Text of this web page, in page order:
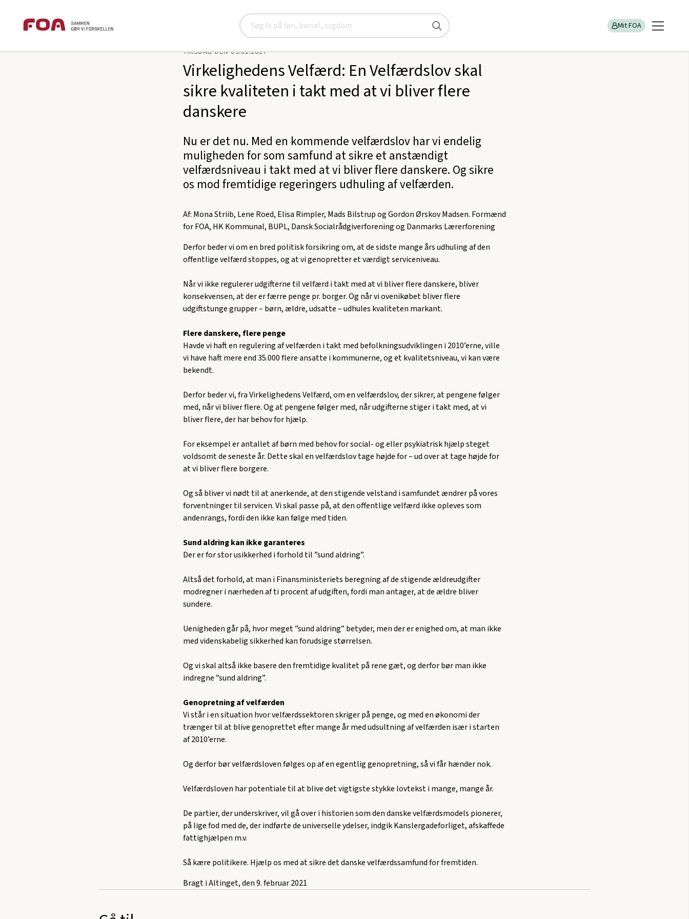
hovedindhold
hovedmenu
Søg
Mit FOA
Virkelighedens Velfærd: En Velfærdslov skal sikre kvaliteten i takt med at vi bliver flere danskere
TIRSDAG DEN 09.02.2021
Virkelighedens Velfærd: En Velfærdslov skal
sikre kvaliteten i takt med at vi bliver flere
danskere
Nu er det nu. Med en kommende velfærdslov har vi endelig
muligheden for som samfund at sikre et anstændigt
velfærdsniveau i takt med at vi bliver flere danskere. Og sikre
os mod fremtidige regeringers udhuling af velfærden.
Af: Mona Striib, Lene Roed, Elisa Rimpler, Mads Bilstrup og Gordon Ørskov Madsen. Formænd
for FOA, HK Kommunal, BUPL, Dansk Socialrådgiverforening og Danmarks Lærerforening
Derfor beder vi om en bred politisk forsikring om, at de sidste mange års udhuling af den
offentlige velfærd stoppes, og at vi genopretter et værdigt serviceniveau.
Når vi ikke regulerer udgifterne til velfærd i takt med at vi bliver flere danskere, bliver
konsekvensen, at der er færre penge pr. borger. Og når vi ovenikøbet bliver flere
udgiftstunge grupper – børn, ældre, udsatte – udhules kvaliteten markant.
Flere danskere, flere penge
Havde vi haft en regulering af velfærden i takt med befolkningsudviklingen i 2010’erne, ville
vi have haft mere end 35.000 flere ansatte i kommunerne, og et kvalitetsniveau, vi kan være
bekendt.
Derfor beder vi, fra Virkelighedens Velfærd, om en velfærdslov, der sikrer, at pengene følger
med, når vi bliver flere. Og at pengene følger med, når udgifterne stiger i takt med, at vi
bliver flere, der har behov for hjælp.
For eksempel er antallet af børn med behov for social- og eller psykiatrisk hjælp steget
voldsomt de seneste år. Dette skal en velfærdslov tage højde for – ud over at tage højde for
at vi bliver flere borgere.
Og så bliver vi nødt til at anerkende, at den stigende velstand i samfundet ændrer på vores
forventninger til servicen. Vi skal passe på, at den offentlige velfærd ikke opleves som
andenrangs, fordi den ikke kan følge med tiden.
Sund aldring kan ikke garanteres
Der er for stor usikkerhed i forhold til ”sund aldring”.
Altså det forhold, at man i Finansministeriets beregning af de stigende ældreudgifter
modregner i nærheden af ti procent af udgiften, fordi man antager, at de ældre bliver
sundere.
Uenigheden går på, hvor meget ”sund aldring” betyder, men der er enighed om, at man ikke
med videnskabelig sikkerhed kan forudsige størrelsen.
Og vi skal altså ikke basere den fremtidige kvalitet på rene gæt, og derfor bør man ikke
indregne ”sund aldring”.
Genopretning af velfærden
Vi står i en situation hvor velfærdssektoren skriger på penge, og med en økonomi der
trænger til at blive genoprettet efter mange år med udsultning af velfærden især i starten
af 2010’erne.
Og derfor bør velfærdsloven følges op af en egentlig genopretning, så vi får hænder nok.
Velfærdsloven har potentiale til at blive det vigtigste stykke lovtekst i mange, mange år.
De partier, der underskriver, vil gå over i historien som den danske velfærdsmodels pionerer,
på lige fod med de, der indførte de universelle ydelser, indgik Kanslergadeforliget, afskaffede
fattighjælpen m.v.
Så kære politikere. Hjælp os med at sikre det danske velfærdssamfund for fremtiden.
Bragt i Altinget, den 9. februar 2021